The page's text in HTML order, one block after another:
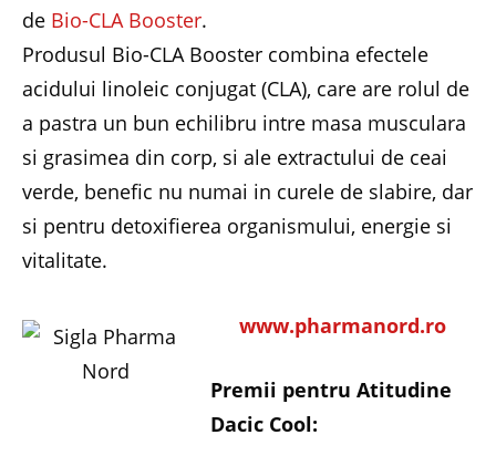
de Bio-CLA Booster.
Produsul Bio-CLA Booster combina efectele
acidului linoleic conjugat (CLA), care are rolul de
a pastra un bun echilibru intre masa musculara
si grasimea din corp, si ale extractului de ceai
verde, benefic nu numai in curele de slabire, dar
si pentru detoxifierea organismului, energie si
vitalitate.
www.pharmanord.ro
Premii pentru Atitudine
Dacic Cool: